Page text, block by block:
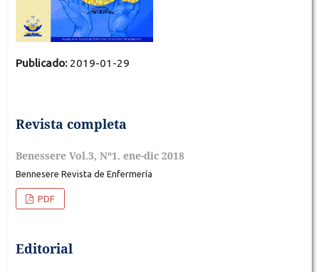
Publicado: 2019-01-29
Revista completa
Benessere Vol.3, Nº1. ene-dic 2018
Bennesere Revista de Enfermería
PDF
Editorial